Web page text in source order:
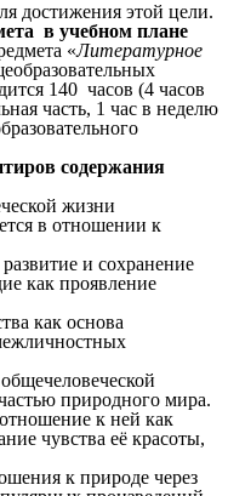
достижения этой цели.
в учебном плане
«Литературное
140 часов (4 часов
часть, 1 час в неделю
содержания
жизни
в отношении к
и сохранение
как проявление
как основа
природного мира.
к ней как
чувства её красоты,
к природе через